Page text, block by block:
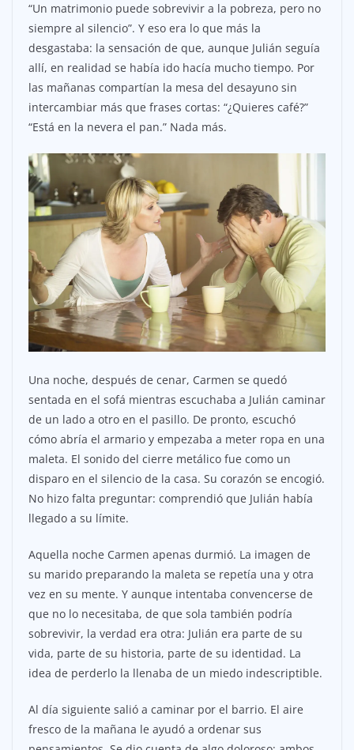
“Un matrimonio puede sobrevivir a la pobreza, pero no
siempre al silencio”. Y eso era lo que más la
desgastaba: la sensación de que, aunque Julián seguía
allí, en realidad se había ido hacía mucho tiempo. Por
las mañanas compartían la mesa del desayuno sin
intercambiar más que frases cortas: “¿Quieres café?”
“Está en la nevera el pan.” Nada más.
Una noche, después de cenar, Carmen se quedó
sentada en el sofá mientras escuchaba a Julián caminar
de un lado a otro en el pasillo. De pronto, escuchó
cómo abría el armario y empezaba a meter ropa en una
maleta. El sonido del cierre metálico fue como un
disparo en el silencio de la casa. Su corazón se encogió.
No hizo falta preguntar: comprendió que Julián había
llegado a su límite.
Aquella noche Carmen apenas durmió. La imagen de
su marido preparando la maleta se repetía una y otra
vez en su mente. Y aunque intentaba convencerse de
que no lo necesitaba, de que sola también podría
sobrevivir, la verdad era otra: Julián era parte de su
vida, parte de su historia, parte de su identidad. La
idea de perderlo la llenaba de un miedo indescriptible.
Al día siguiente salió a caminar por el barrio. El aire
fresco de la mañana le ayudó a ordenar sus